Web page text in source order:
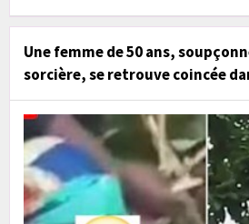
Une femme de 50 ans,
sorcière, se retrouve coincée